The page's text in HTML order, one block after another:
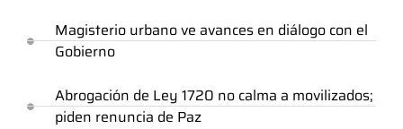
Magisterio urbano ve avances en diálogo con el
Gobierno
Abrogación de Ley 1720 no calma a movilizados;
piden renuncia de Paz